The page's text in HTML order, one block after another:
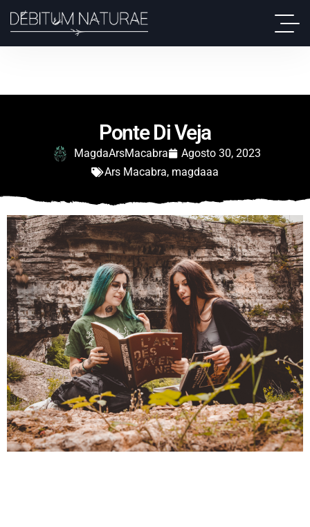
Ponte Di Veja
MagdaArsMacabra
Agosto 30, 2023
Ars Macabra, magdaaa